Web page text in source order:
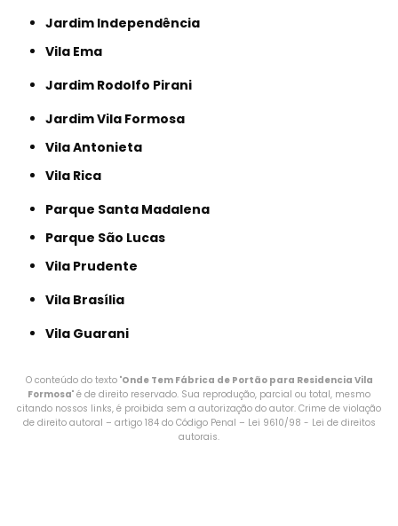
Jardim Independência
Vila Ema
Jardim Rodolfo Pirani
Jardim Vila Formosa
Vila Antonieta
Vila Rica
Parque Santa Madalena
Parque São Lucas
Vila Prudente
Vila Brasília
Vila Guarani
O conteúdo do texto "Onde Tem Fábrica de Portão para Residencia Vila
Formosa" é de direito reservado. Sua reprodução, parcial ou total, mesmo
citando nossos links, é proibida sem a autorização do autor. Crime de violação
de direito autoral – artigo 184 do Código Penal – Lei 9610/98 - Lei de direitos
autorais.